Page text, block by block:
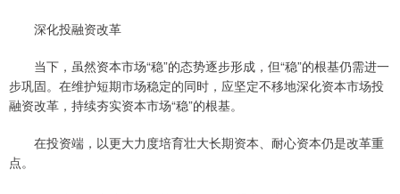
深化投融资改革
当下，虽然资本市场“稳”的态势逐步形成，但“稳”的根基仍需进一
步巩固。在维护短期市场稳定的同时，应坚定不移地深化资本市场投
融资改革，持续夯实资本市场“稳”的根基。
在投资端，以更大力度培育壮大长期资本、耐心资本仍是改革重
点。